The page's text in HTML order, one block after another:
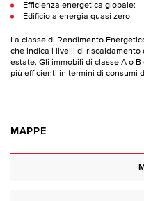
Efficienza energetica globale:
Edificio a energia quasi zero
La classe di Rendimento
che indica i livelli di
estate. Gli immobili di classe A o
più efficienti in termini di consumi
MAPPE